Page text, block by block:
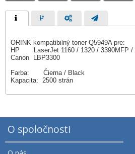
ORINK kompatibilný toner Q5949A pre:
HP LaserJet 1160 / 1320 / 3390MFP /
Canon LBP3300
Farba: Čierna / Black
Kapacita: 2500 strán
O spoločnosti